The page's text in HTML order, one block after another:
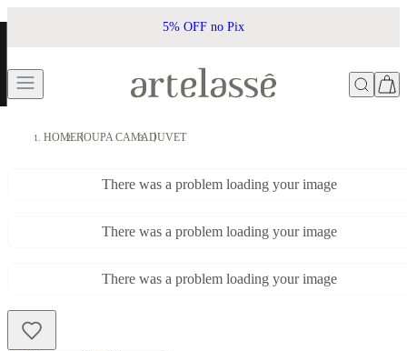
5% OFF no Pix
HOMEROUPA CAMADUVET
There was a problem loading your image
There was a problem loading your image
There was a problem loading your image